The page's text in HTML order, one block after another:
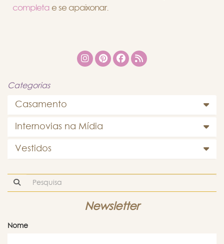
completa e se apaixonar.
Categorias
Casamento
Internovias na Mídia
Vestidos
Newsletter
Nome